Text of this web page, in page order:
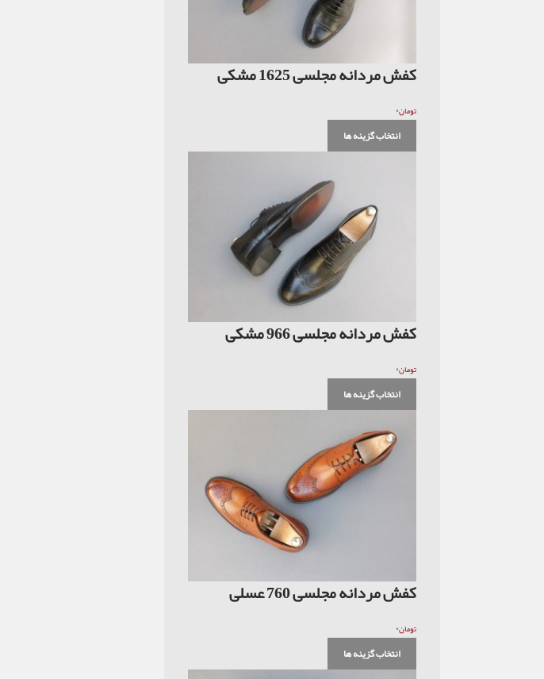
کفش مردانه مجلسی 1625 مشکی
تومان۰
انتخاب گزینه ها
کفش مردانه مجلسی 966 مشکی
تومان۰
انتخاب گزینه ها
کفش مردانه مجلسی 760 عسلی
تومان۰
انتخاب گزینه ها